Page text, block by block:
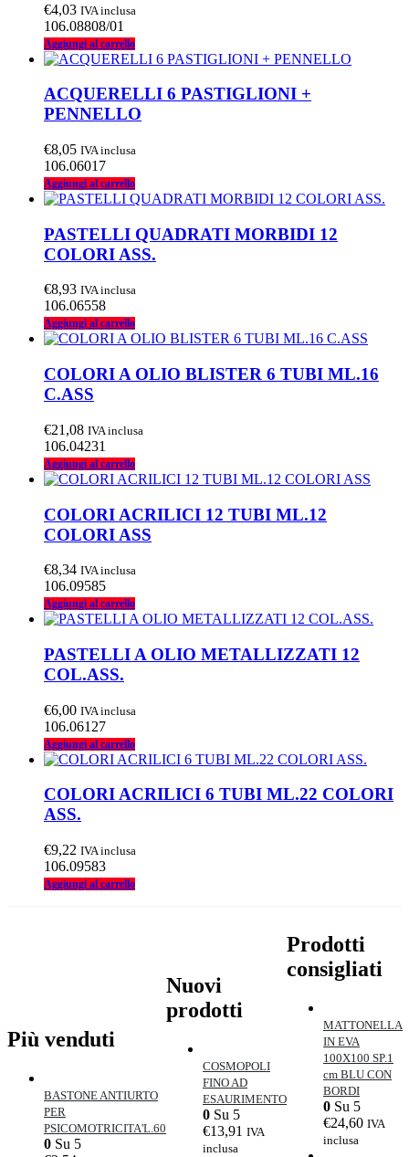
€4,03 IVA inclusa
106.08808/01
Aggiungi al carrello
ACQUERELLI 6 PASTIGLIONI +
PENNELLO
€8,05 IVA inclusa
106.06017
Aggiungi al carrello
PASTELLI QUADRATI MORBIDI 12
COLORI ASS.
€8,93 IVA inclusa
106.06558
Aggiungi al carrello
COLORI A OLIO BLISTER 6 TUBI ML.16
C.ASS
€21,08 IVA inclusa
106.04231
Aggiungi al carrello
COLORI ACRILICI 12 TUBI ML.12
COLORI ASS
€8,34 IVA inclusa
106.09585
Aggiungi al carrello
PASTELLI A OLIO METALLIZZATI 12
COL.ASS.
€6,00 IVA inclusa
106.06127
Aggiungi al carrello
COLORI ACRILICI 6 TUBI ML.22 COLORI
ASS.
€9,22 IVA inclusa
106.09583
Aggiungi al carrello
Più venduti
BASTONE ANTIURTO
PER
PSICOMOTRICITA'L.60
0 Su 5
Nuovi
prodotti
COSMOPOLI
FINO AD
ESAURIMENTO
0 Su 5
€13,91 IVA
inclusa
Prodotti
consigliati
MATTONELLA
IN EVA
100X100 SP.1
cm BLU CON
BORDI
0 Su 5
€24,60 IVA
inclusa